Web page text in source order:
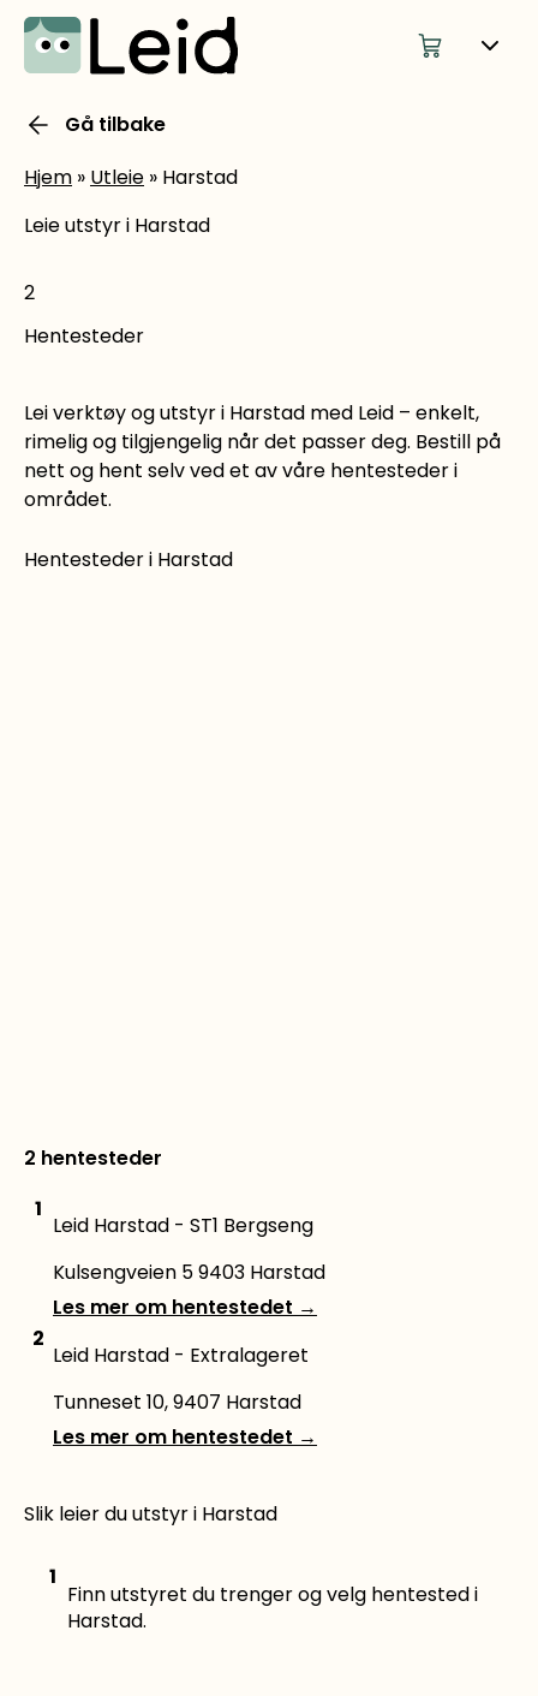
Gå tilbake
Hjem » Utleie » Harstad
Leie utstyr i Harstad
2
Hentesteder
Lei verktøy og utstyr i Harstad med Leid – enkelt,
rimelig og tilgjengelig når det passer deg. Bestill på
nett og hent selv ved et av våre hentesteder i
området.
Hentesteder i Harstad
2 hentesteder
1
Leid Harstad - ST1 Bergseng
Kulsengveien 5 9403 Harstad
Les mer om hentestedet →
2
Leid Harstad - Extralageret
Tunneset 10, 9407 Harstad
Les mer om hentestedet →
Slik leier du utstyr i Harstad
1
Finn utstyret du trenger og velg hentested i
Harstad.